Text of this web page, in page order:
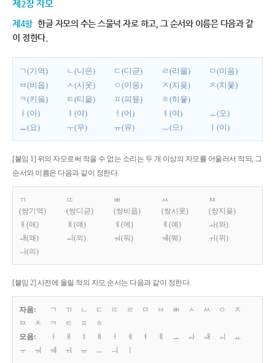
제2장 자모
제4항 한글 자모의 수는 스물넉 자로 하고, 그 순서와 이름은 다음과 같
이 정한다.
ㄱ(기역) ㄴ(니은) ㄷ(디귿) ㄹ(리을)
ㅁ(미음)
ㅂ(비읍)
ㅅ(시옷) ㅇ(이응) ㅈ(지읒)
ㅊ(치읓)
ㅋ(키읔)
ㅌ(티읕) ㅍ(피읖)
ㅎ(히읗)
ㅏ(아)
ㅑ(야) ㅓ(어) ㅕ(여)
ㅗ(오)
ㅛ(요)
ㅜ(우) ㅠ(유) ㅡ(으) ㅣ(이)
[붙임 1] 위의 자모로써 적을 수 없는 소리는 두 개 이상의 자모를 어울러서 적되, 그
순서와 이름은 다음과 같이 정한다.
ㄲ
(쌍기역)
ㄸ
(쌍디귿)
ㅃ
(쌍비읍)
ㅆ
(쌍시옷)
ㅉ
(쌍지읒)
ㅐ(애)
ㅒ(얘) ㅔ(에) ㅖ(예)
ㅘ(와)
ㅙ(왜)
ㅚ(외) ㅝ(워) ㅞ(웨)
ㅟ(위)
ㅢ(의)
[붙임 2] 사전에 올릴 적의 자모 순서는 다음과 같이 정한다.
자음: ㄱ ㄲ ㄴ ㄷ ㄸ ㄹ ㅁ ㅂ ㅃ ㅅ ㅆ ㅇ
ㅈ
ㅉ
ㅊ ㅋ ㅌ ㅍ
ㅎ
모음:
ㅏ ㅐ ㅑ ㅒ ㅓ ㅔ ㅕ ㅖ ㅗ ㅘ ㅙ ㅚ
ㅛ
ㅜ
ㅝ ㅞ ㅟ ㅠ ㅡ ㅢ